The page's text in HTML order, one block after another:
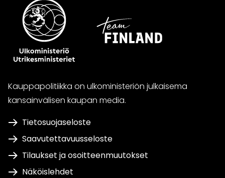
Kauppapolitiikka on ulkoministeriön julkaisema
kansainvälisen kaupan media.
Tietosuojaseloste
Saavutettavuusseloste
Tilaukset ja osoitteenmuutokset
Näköislehdet